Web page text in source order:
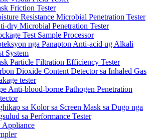
Friction Tester
Resistance Microbial Penetration Tester
dry Microbial Penetration Tester
Test Sample Processor
nga Panapton Anti-acid ug Alkali
System
Particle Filtration Efficiency Tester
Dioxide Content Detector sa Inhaled Gas
tester
Anti-blood-borne Pathogen Penetration
sa Kolor sa Screen Mask sa Dugo nga
sa Performance Tester